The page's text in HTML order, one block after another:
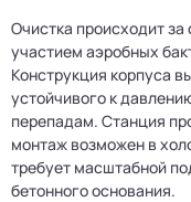
Очистка происходит
участием аэробных
Конструкция корпуса
устойчивого к
перепадам. Станция
монтаж возможен в
требует масштабной
бетонного основания.